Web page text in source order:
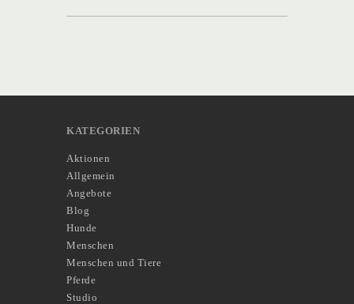
KATEGORIEN
Aktionen
Allgemein
Angebote
Blog
Hunde
Menschen
Menschen und Tiere
Pferde
Studio